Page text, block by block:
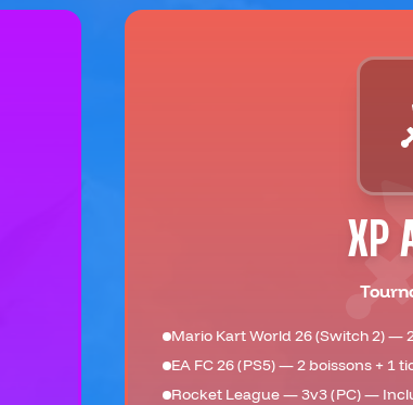
XP
Mario Kart World 26 (Switch 2) —
EA FC 26 (PS5) — 2 boissons + 1
Rocket League — 3v3 (PC) —